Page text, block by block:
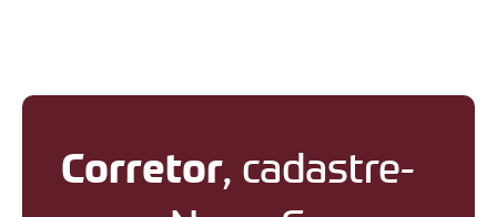
Corretor, cadastre-